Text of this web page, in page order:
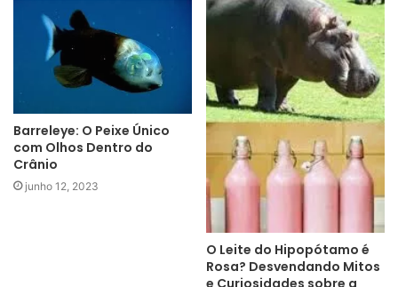
Barreleye: O Peixe Único
com Olhos Dentro do
Crânio
junho 12, 2023
O Leite do Hipopótamo é
Rosa? Desvendando Mitos